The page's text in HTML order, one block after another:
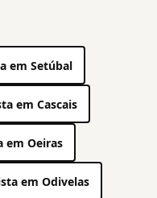
em Setúbal
em Cascais
em Oeiras
em Odivelas